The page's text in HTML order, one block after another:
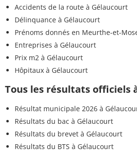
Accidents de la route à Gélaucourt
Délinquance à Gélaucourt
Prénoms donnés en Meurthe-et-
Entreprises à Gélaucourt
Prix m2 à Gélaucourt
Hôpitaux à Gélaucourt
Tous les résultats officiels
Résultat municipale 2026 à
Résultats du bac à Gélaucourt
Résultats du brevet à Gélaucourt
Résultats du BTS à Gélaucourt